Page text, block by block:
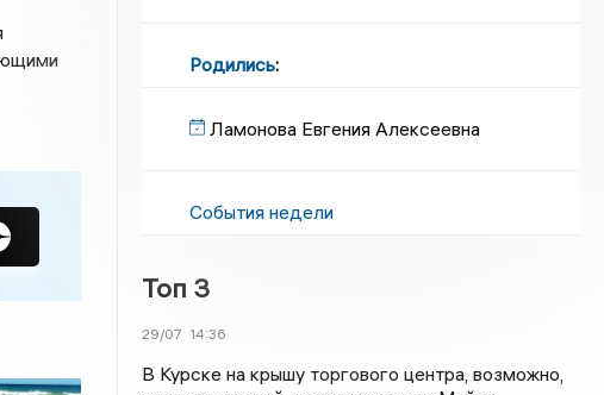
Родились:
Ламонова Евгения Алексеевна
События недели
Топ 3
29/07 14:36
В Курске на крышу торгового центра, возможно,